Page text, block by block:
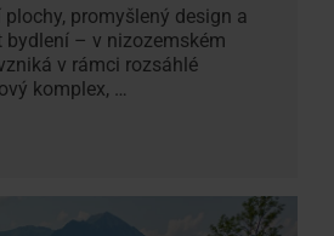
promyšlený design a
– v nizozemském
v rámci rozsáhlé
komplex, …